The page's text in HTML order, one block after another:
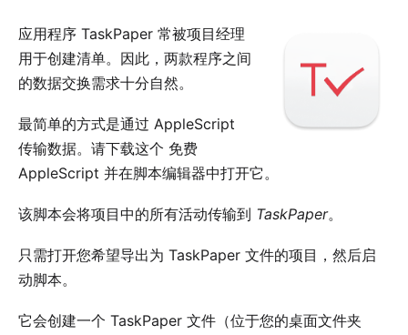
应用程序 TaskPaper 常被项目经理
用于创建清单。因此，两款程序之间
的数据交换需求十分自然。
最简单的方式是通过 AppleScript
传输数据。请下载这个 免费
AppleScript 并在脚本编辑器中打开它。
该脚本会将项目中的所有活动传输到 TaskPaper。
只需打开您希望导出为 TaskPaper 文件的项目，然后启
动脚本。
它会创建一个 TaskPaper 文件（位于您的桌面文件夹